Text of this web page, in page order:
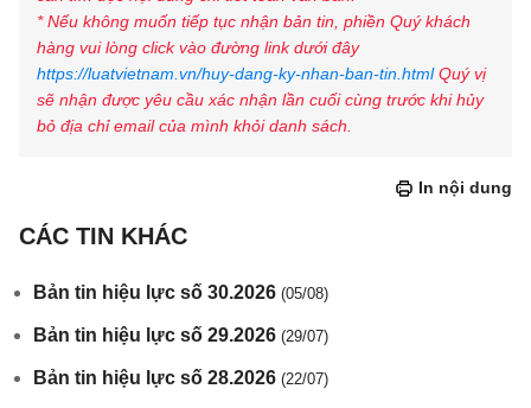
* Nếu không muốn tiếp tục nhận bản tin, phiền Quý khách
hàng vui lòng click vào đường link dưới đây
https://luatvietnam.vn/huy-dang-ky-nhan-ban-tin.htmlQuý vị
sẽ nhận được yêu cầu xác nhận lần cuối cùng trước khi hủy
bỏ địa chỉ email của mình khỏi danh sách.
In nội dung
CÁC TIN KHÁC
Bản tin hiệu lực số 30.2026 (05/08)
Bản tin hiệu lực số 29.2026 (29/07)
Bản tin hiệu lực số 28.2026 (22/07)